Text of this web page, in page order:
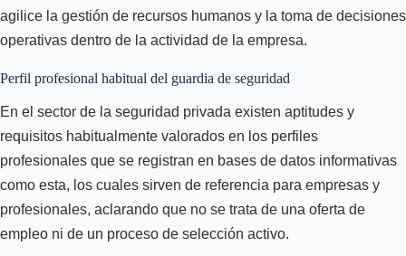
agilice la gestión de recursos humanos y la toma de decisiones
operativas dentro de la actividad de la empresa.
Perfil profesional habitual del guardia de seguridad
En el sector de la seguridad privada existen aptitudes y
requisitos habitualmente valorados en los perfiles
profesionales que se registran en bases de datos informativas
como esta, los cuales sirven de referencia para empresas y
profesionales, aclarando que no se trata de una oferta de
empleo ni de un proceso de selección activo.